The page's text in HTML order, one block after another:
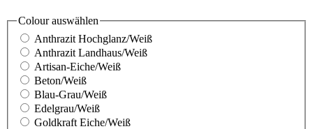
Colourauswählen
Anthrazit Hochglanz/Weiß
Anthrazit Landhaus/Weiß
Artisan-Eiche/Weiß
Beton/Weiß
Blau-Grau/Weiß
Edelgrau/Weiß
Goldkraft Eiche/Weiß